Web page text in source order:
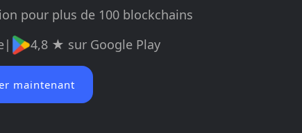
pour plus de 100 blockchains
| 4,8 ★ sur Google Play
maintenant